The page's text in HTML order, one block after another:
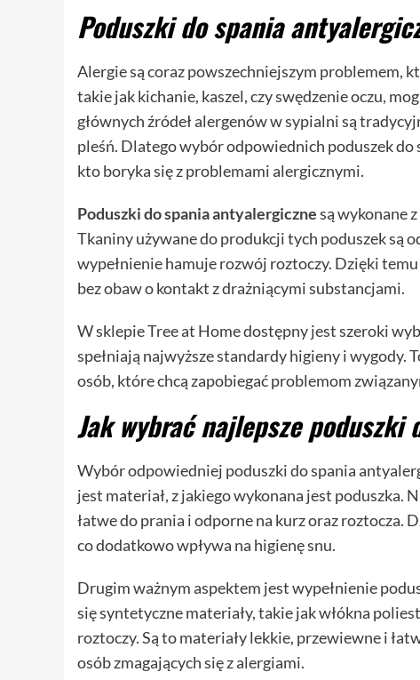
Poduszki do spania
Alergie są coraz powszechniejszym problemem,
takie jak kichanie, kaszel, czy swędzenie oczu,
głównych źródeł alergenów w sypialni są
pleśń. Dlatego wybór odpowiednich poduszek
kto boryka się z problemami alergicznymi.
Poduszki do spania antyalergicznesą wykonane
Tkaniny używane do produkcji tych poduszek są
wypełnienie hamuje rozwój roztoczy. Dzięki
bez obaw o kontakt z drażniącymi substancjami.
W sklepie Tree at Home dostępny jest szeroki
spełniają najwyższe standardy higieny i wygody.
osób, które chcą zapobiegać problemom
Jak wybrać najlepsze
Wybór odpowiedniej poduszki do spania
jest materiał, z jakiego wykonana jest poduszka.
łatwe do prania i odporne na kurz oraz roztocza.
co dodatkowo wpływa na higienę snu.
Drugim ważnym aspektem jest wypełnienie
się syntetyczne materiały, takie jak włókna
roztoczy. Są to materiały lekkie, przewiewne i
osób zmagających się z alergiami.